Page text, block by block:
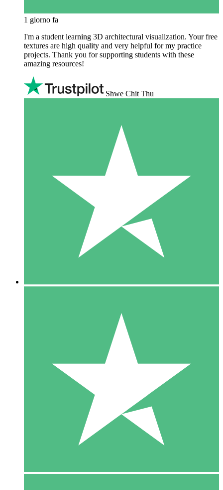
1 giorno fa
I'm a student learning 3D architectural visualization. Your free
textures are high quality and very helpful for my practice
projects. Thank you for supporting students with these
amazing resources!
Shwe Chit Thu